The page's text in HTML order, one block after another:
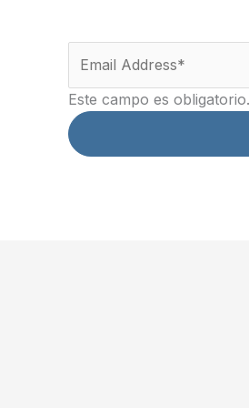
Este campo es obligatorio.